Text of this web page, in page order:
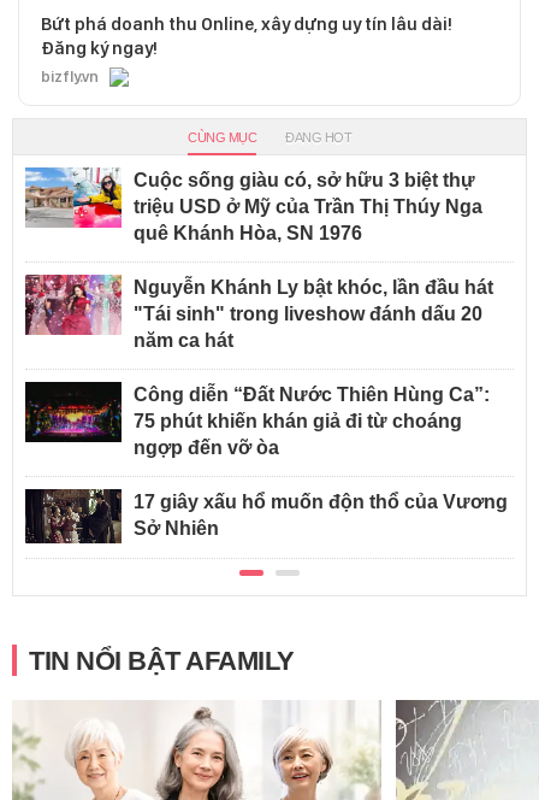
Bứt phá doanh thu Online, xây dựng uy tín lâu dài!
Đăng ký ngay!
bizfly.vn
CÙNG MỤC ĐANG HOT
Cuộc sống giàu có, sở hữu 3 biệt thự
triệu USD ở Mỹ của Trần Thị Thúy Nga
quê Khánh Hòa, SN 1976
Nguyễn Khánh Ly bật khóc, lần đầu hát
"Tái sinh" trong liveshow đánh dấu 20
năm ca hát
Công diễn “Đất Nước Thiên Hùng Ca”:
75 phút khiến khán giả đi từ choáng
ngợp đến vỡ òa
17 giây xấu hổ muốn độn thổ của Vương
Sở Nhiên
TIN NỔI BẬT AFAMILY